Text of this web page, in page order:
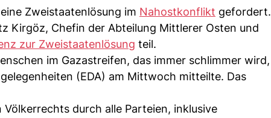
Zweistaatenlösung im Nahostkonflikt gefordert.
Kirgöz, Chefin der Abteilung Mittlerer Osten und
zur Zweistaatenlösung teil.
im Gazastreifen, das immer schlimmer wird,
(EDA) am Mittwoch mitteilte. Das
durch alle Parteien, inklusive